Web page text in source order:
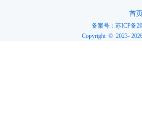
首
备案号：苏ICP备
Copyright © 2023-